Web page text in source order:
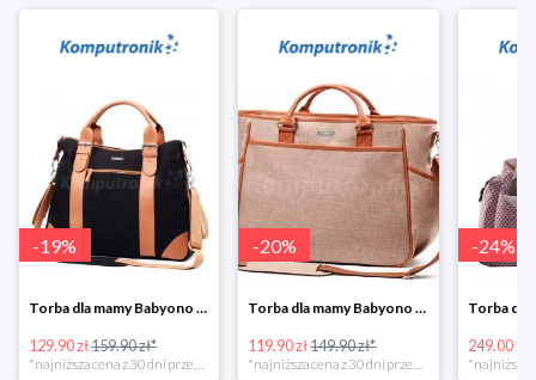
-19%
Torba dla mamy Babyono 1505/01 Comfort Icoinic 5/5
129.90 zł159.90 zł*
-20%
Torba dla mamy Babyono 1507/01 Comfort Chic w super cenie
119.90 zł149.90 zł*
-24%
249.00 zł